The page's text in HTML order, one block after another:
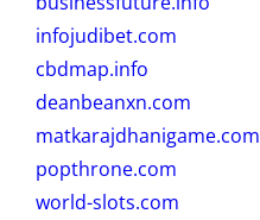
infojudibet.com
cbdmap.info
deanbeanxn.com
matkarajdhanigame.com
popthrone.com
world-slots.com